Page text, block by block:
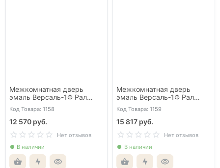
Межкомнатная дверь
эмаль Версаль-1Ф Рал
Код Товара: 1158
12 570 руб.
Нет отзывов
В наличии
Межкомнатная дверь
эмаль Версаль-1Ф Рал
9010 со стеклом
Код Товара: 1159
15 817 руб.
Нет отзывов
В наличии